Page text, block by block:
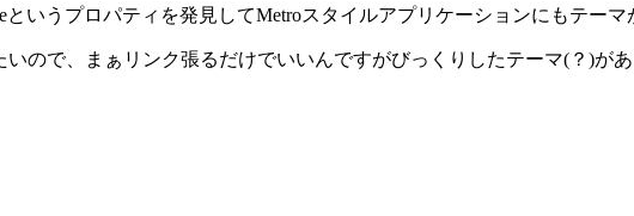
というプロパティを発見してMetroスタイルアプリケーションにもテーマ
いので、まぁリンク張るだけでいいんですがびっくりしたテーマ(？)があ